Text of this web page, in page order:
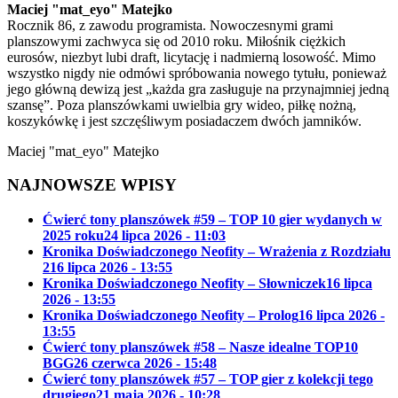
Maciej "mat_eyo" Matejko
Rocznik 86, z zawodu programista. Nowoczesnymi grami
planszowymi zachwyca się od 2010 roku. Miłośnik ciężkich
eurosów, niezbyt lubi draft, licytację i nadmierną losowość. Mimo
wszystko nigdy nie odmówi spróbowania nowego tytułu, ponieważ
jego główną dewizą jest „każda gra zasługuje na przynajmniej jedną
szansę”. Poza planszówkami uwielbia gry wideo, piłkę nożną,
koszykówkę i jest szczęśliwym posiadaczem dwóch jamników.
Maciej "mat_eyo" Matejko
NAJNOWSZE WPISY
Ćwierć tony planszówek #59 – TOP 10 gier wydanych w
2025 roku24 lipca 2026 - 11:03
Kronika Doświadczonego Neofity – Wrażenia z Rozdziału
216 lipca 2026 - 13:55
Kronika Doświadczonego Neofity – Słowniczek16 lipca
2026 - 13:55
Kronika Doświadczonego Neofity – Prolog16 lipca 2026 -
13:55
Ćwierć tony planszówek #58 – Nasze idealne TOP10
BGG26 czerwca 2026 - 15:48
Ćwierć tony planszówek #57 – TOP gier z kolekcji tego